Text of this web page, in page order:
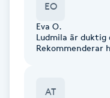
Dermapen
Diamantslipning
Enzympeeling
EO
Eva O.
Ludmila är duktig
Rekommenderar
AT